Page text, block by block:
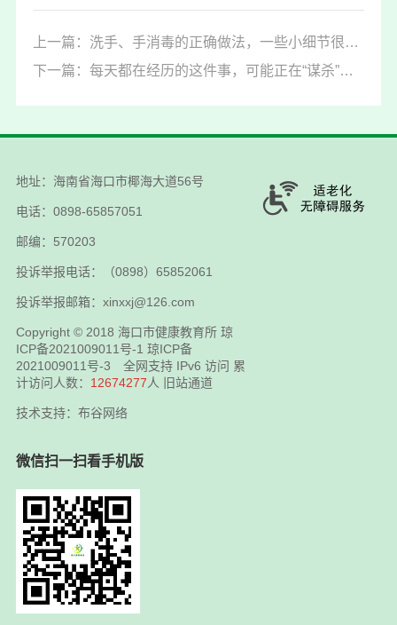
上一篇：洗手、手消毒的正确做法，一些小细节很容易被忽略
下一篇：每天都在经历的这件事，可能正在“谋杀”你的听力
地址：海南省海口市椰海大道56号
电话：0898-65857051
邮编：570203
投诉举报电话：（0898）65852061
投诉举报邮箱：xinxxj@126.com
Copyright © 2018 海口市健康教育所 琼
ICP备2021009011号-1 琼ICP备
2021009011号-3 全网支持 IPv6 访问 累
计访问人数： 12674277人 旧站通道
技术支持：布谷网络
微信扫一扫看手机版